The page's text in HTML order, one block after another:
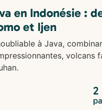
en Indonésie :
et Ijen
à Java,
volcans
2